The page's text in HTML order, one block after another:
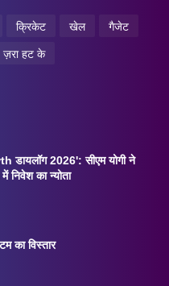
क्रिकेट खेल
गैजेट
ज़रा हट के
डायलॉग 2026': सीएम योगी ने
निवेश का न्योता
का विस्तार